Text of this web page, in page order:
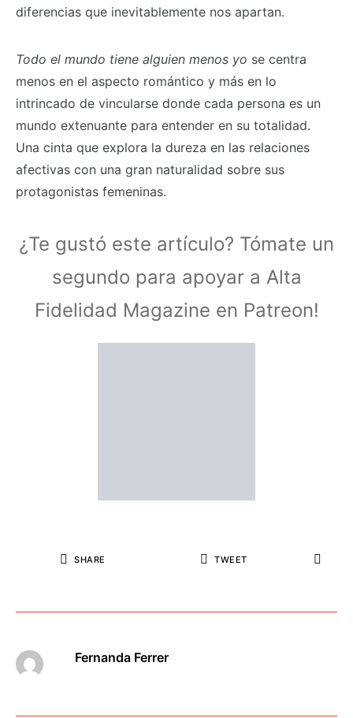
diferencias que inevitablemente nos apartan.
Todo el mundo tiene alguien menos yo se centra
menos en el aspecto romántico y más en lo
intrincado de vincularse donde cada persona es un
mundo extenuante para entender en su totalidad.
Una cinta que explora la dureza en las relaciones
afectivas con una gran naturalidad sobre sus
protagonistas femeninas.
¿Te gustó este artículo? Tómate un
segundo para apoyar a Alta
Fidelidad Magazine en Patreon!
SHARE TWEET
Fernanda Ferrer